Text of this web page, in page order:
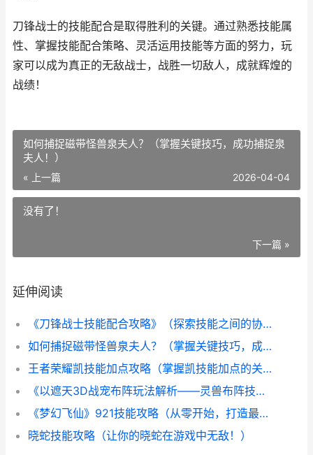
刀锋战士的技能配合是取得胜利的关键。通过熟悉技能属
性、掌握技能配合策略、灵活运用技能等方面的努力，玩
家可以成为真正的无敌战士，战胜一切敌人，成就辉煌的
战绩！
如何捕捉磁带怪兽泉夫人？（掌握关键技巧，成功捕捉泉
夫人！）
« 上一篇 2026-04-04
没有了！
下一篇 »
延伸阅读
《刀锋战士技能配合攻略》（探索技能之间的协同，成为无敌战士！）
如何捕捉磁带怪兽泉夫人？（掌握关键技巧，成功捕捉泉夫人！）
王者荣耀凯技能加点攻略（掌握凯技能加点的关键，助您在王者荣耀中战无不胜）
《以遮天3D战宠布阵玩法解析——灵兽布阵技巧分享》（提高战斗效率，打造最强阵容！）
《梦幻飞仙》921技能攻略（从零开始，打造最强角色，领略仙境之美）
晓蛇技能攻略（让你的晓蛇在游戏中无敌！）